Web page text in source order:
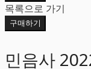
목록으로 가기
구매하기
민음사